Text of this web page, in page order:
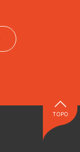
TOPO